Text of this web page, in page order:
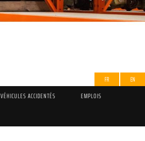
FR EN
VÉHICULES ACCIDENTÉS
EMPLOIS